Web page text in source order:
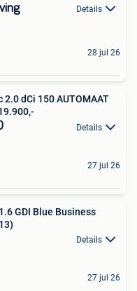
Details
28 jul 26
2.0 dCi 150 AUTOMAAT
Details
27 jul 26
GDI Blue Business
Details
27 jul 26